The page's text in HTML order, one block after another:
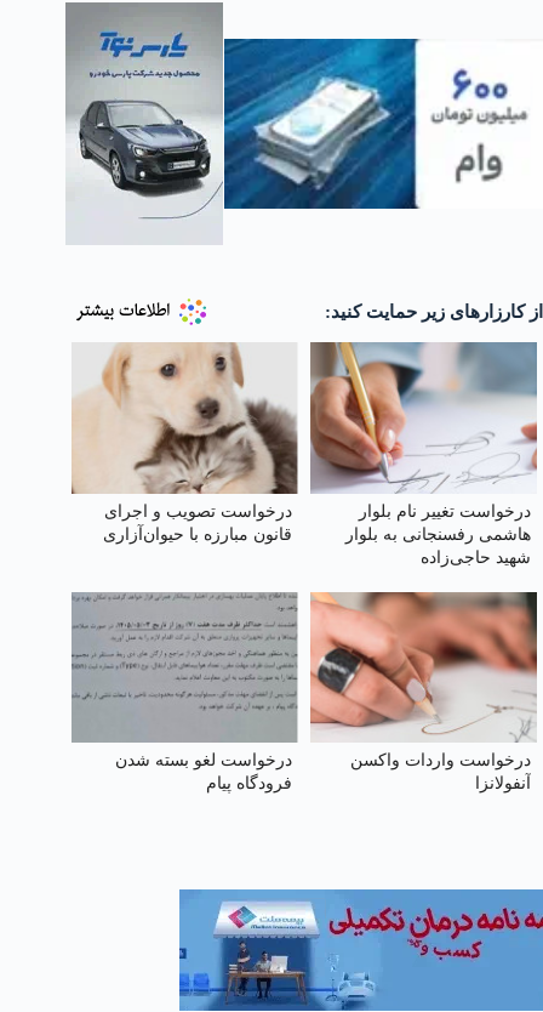
از کارزارهای زیر حمایت کنید:
درخواست تغییر نام بلوار
هاشمی رفسنجانی به بلوار
شهید حاجی‌زاده
درخواست تصویب و اجرای
قانون مبارزه با حیوان‌آزاری
درخواست واردات واکسن
آنفولانزا
درخواست لغو بسته شدن
فرودگاه پیام